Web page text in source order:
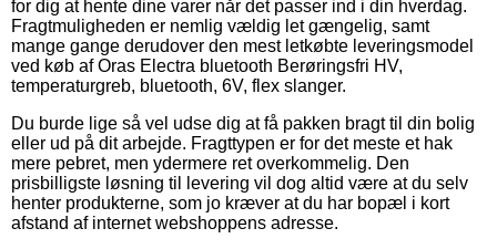
for dig at hente dine varer når det passer ind i din hverdag.
Fragtmuligheden er nemlig vældig let gængelig, samt
mange gange derudover den mest letkøbte leveringsmodel
ved køb af Oras Electra bluetooth Berøringsfri HV,
temperaturgreb, bluetooth, 6V, flex slanger.
Du burde lige så vel udse dig at få pakken bragt til din bolig
eller ud på dit arbejde. Fragttypen er for det meste et hak
mere pebret, men ydermere ret overkommelig. Den
prisbilligste løsning til levering vil dog altid være at du selv
henter produkterne, som jo kræver at du har bopæl i kort
afstand af internet webshoppens adresse.